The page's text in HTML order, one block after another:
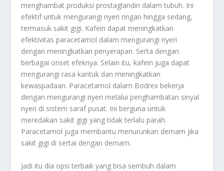
menghambat produksi prostaglandin dalam tubuh. Ini
efektif untuk mengurangi nyeri ringan hingga sedang,
termasuk sakit gigi. Kafein dapat meningkatkan
efektivitas paracetamol dalam mengurangi nyeri
dengan meningkatkan penyerapan. Serta dengan
berbagai onset efeknya. Selain itu, kafein juga dapat
mengurangi rasa kantuk dan meningkatkan
kewaspadaan. Paracetamol dalam Bodrex bekerja
dengan mengurangi nyeri melalui penghambatan sinyal
nyeri di sistem saraf pusat. Ini berguna untuk
meredakan sakit gigi yang tidak terlalu parah.
Paracetamol juga membantu menurunkan demam jika
sakit gigi di sertai dengan demam.
Jadi itu dia opsi terbaik yang bisa sembuh dalam